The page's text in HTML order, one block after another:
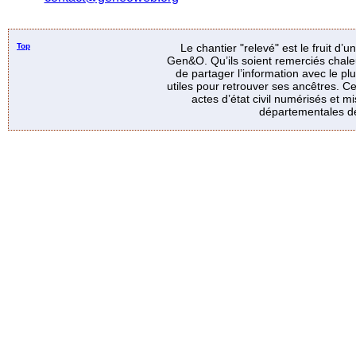
Top
Le chantier "relevé" est le fruit
Gen&O. Qu’ils soient remerciés
de partager l’information avec le
utiles pour retrouver ses ancêtres.
actes d’état civil numérisés et
départementales